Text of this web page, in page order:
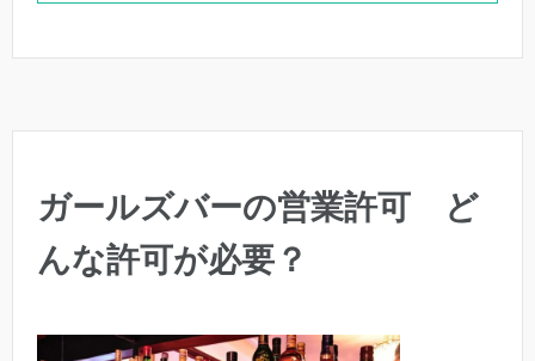
ガールズバーの営業許可 ど
んな許可が必要？